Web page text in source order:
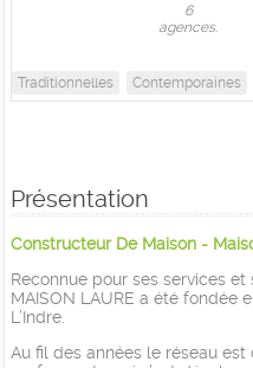
6
agences.
Traditionnelles Contemporaines
Présentation
Constructeur De Maison -
Reconnue pour ses services
MAISON LAURE a été fondée
L’Indre.
Au fil des années le réseau